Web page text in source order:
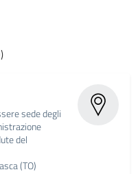
sede degli
del
(TO)